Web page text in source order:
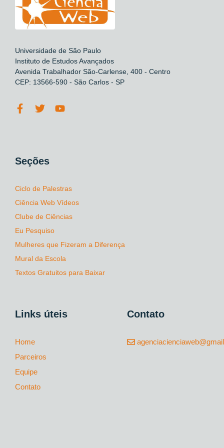
Universidade de São Paulo
Instituto de Estudos Avançados
Avenida Trabalhador São-Carlense, 400 - Centro
CEP: 13566-590 - São Carlos - SP
Seções
Ciclo de Palestras
Ciência Web Vídeos
Clube de Ciências
Eu Pesquiso
Mulheres que Fizeram a Diferença
Mural da Escola
Textos Gratuitos para Baixar
Links úteis
Home
Parceiros
Equipe
Contato
Contato